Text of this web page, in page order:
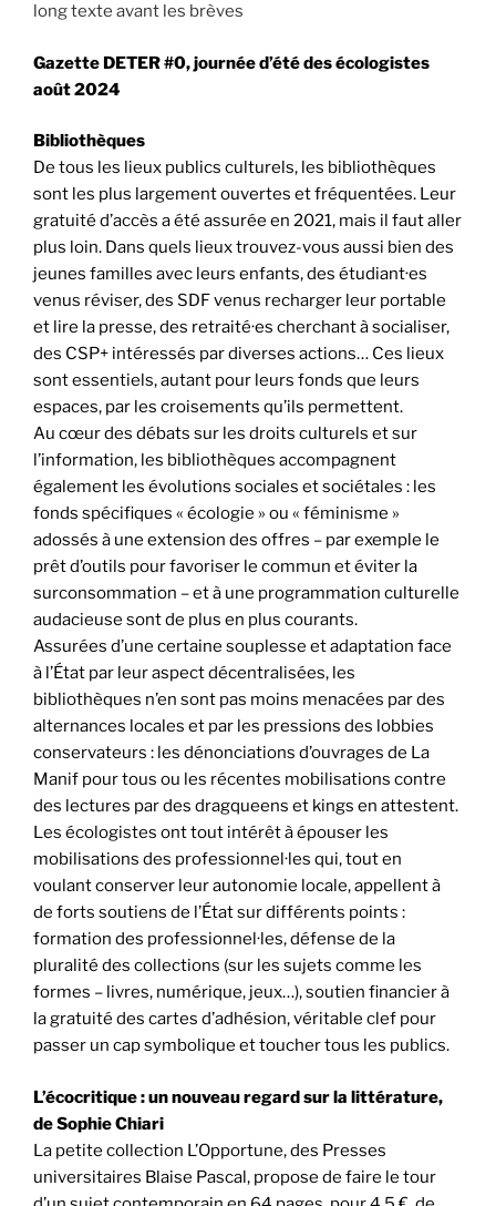
long texte avant les brèves
Gazette DETER #0, journée d’été des écologistes
août 2024
Bibliothèques
De tous les lieux publics culturels, les bibliothèques
sont les plus largement ouvertes et fréquentées. Leur
gratuité d’accès a été assurée en 2021, mais il faut aller
plus loin. Dans quels lieux trouvez-vous aussi bien des
jeunes familles avec leurs enfants, des étudiant·es
venus réviser, des SDF venus recharger leur portable
et lire la presse, des retraité·es cherchant à socialiser,
des CSP+ intéressés par diverses actions… Ces lieux
sont essentiels, autant pour leurs fonds que leurs
espaces, par les croisements qu’ils permettent.
Au cœur des débats sur les droits culturels et sur
l’information, les bibliothèques accompagnent
également les évolutions sociales et sociétales : les
fonds spécifiques « écologie » ou « féminisme »
adossés à une extension des offres – par exemple le
prêt d’outils pour favoriser le commun et éviter la
surconsommation – et à une programmation culturelle
audacieuse sont de plus en plus courants.
Assurées d’une certaine souplesse et adaptation face
à l’État par leur aspect décentralisées, les
bibliothèques n’en sont pas moins menacées par des
alternances locales et par les pressions des lobbies
conservateurs : les dénonciations d’ouvrages de La
Manif pour tous ou les récentes mobilisations contre
des lectures par des dragqueens et kings en attestent.
Les écologistes ont tout intérêt à épouser les
mobilisations des professionnel·les qui, tout en
voulant conserver leur autonomie locale, appellent à
de forts soutiens de l’État sur différents points :
formation des professionnel·les, défense de la
pluralité des collections (sur les sujets comme les
formes – livres, numérique, jeux…), soutien financier à
la gratuité des cartes d’adhésion, véritable clef pour
passer un cap symbolique et toucher tous les publics.
L’écocritique : un nouveau regard sur la littérature,
de Sophie Chiari
La petite collection L’Opportune, des Presses
universitaires Blaise Pascal, propose de faire le tour